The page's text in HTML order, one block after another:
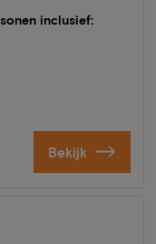
inclusief:
Bekijk